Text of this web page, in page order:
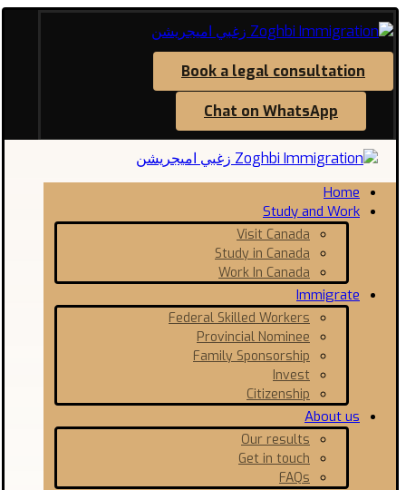
Book a legal consultation
Chat on WhatsApp
Home
Study and Work
Visit Canada
Study in Canada
Work In Canada
Immigrate
Federal Skilled Workers
Provincial Nominee
Family Sponsorship
Invest
Citizenship
About us
Our results
Get in touch
FAQs